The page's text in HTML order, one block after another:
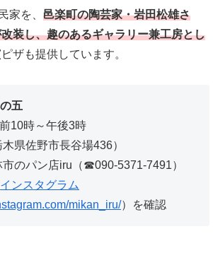
家を、 邑楽町の陶芸家・岩田松雄さ
装し、趣のあるギャラリー兼工房とし
ザも提供しています。
五
10時～午後3時
県佐野市長谷場436）
市のパン店iru（☎090-5371-7491）
インスタグラム
mikan_iru/）を確認